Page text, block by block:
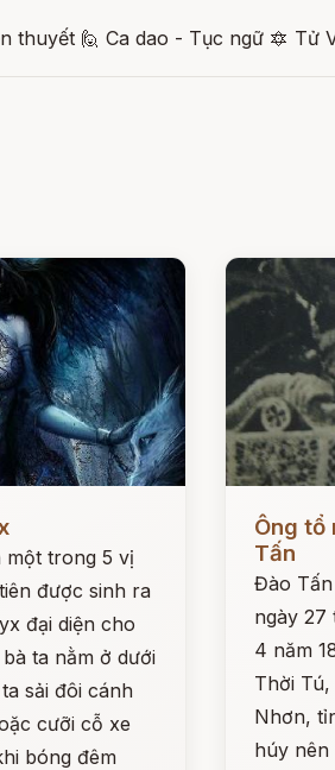
thuyết 🙋 Ca dao - Tục ngữ 🔯 Tử
một trong 5 vị
được sinh ra
đại diện cho
ta nằm ở dưới
sải đôi cánh
cưỡi cỗ xe
bóng đêm
Đọc ngay
Ông tổ
Tấn
Đào
ngày 27
4 năm
Thời
Nhơn,
húy